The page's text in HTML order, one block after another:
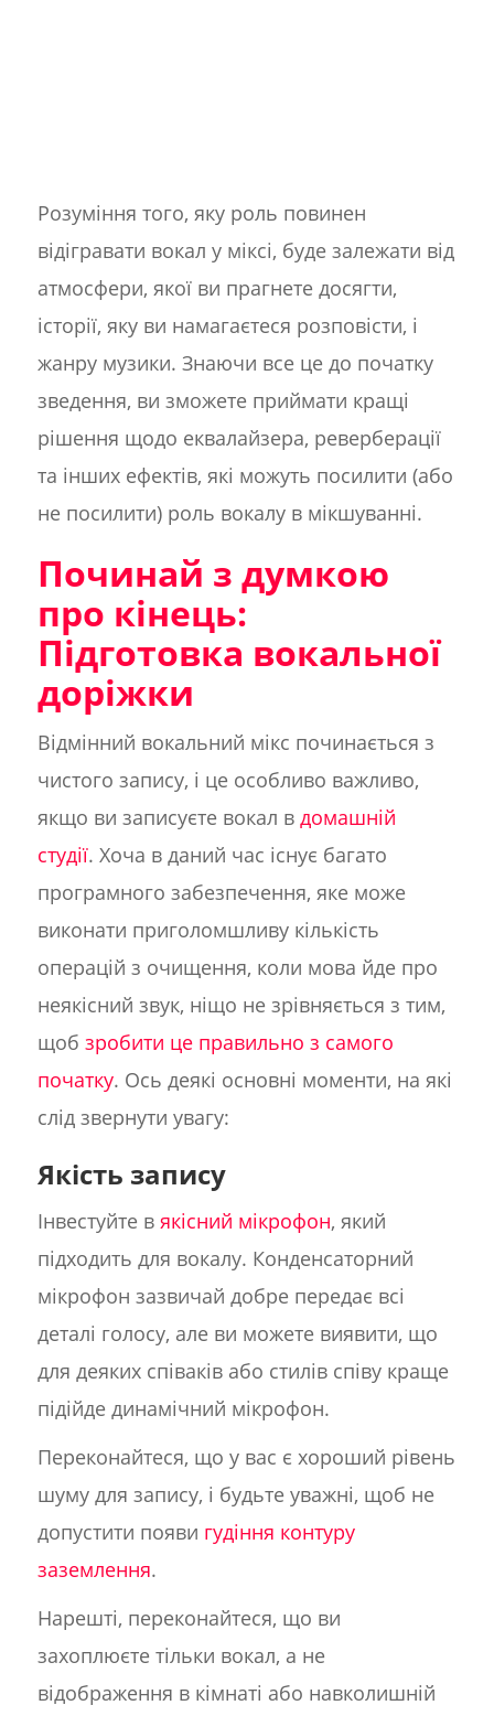
Розуміння того, яку роль повинен
відігравати вокал у міксі, буде залежати від
атмосфери, якої ви прагнете досягти,
історії, яку ви намагаєтеся розповісти, і
жанру музики. Знаючи все це до початку
зведення, ви зможете приймати кращі
рішення щодо еквалайзера, реверберації
та інших ефектів, які можуть посилити (або
не посилити) роль вокалу в мікшуванні.
Починай з думкою
про кінець:
Підготовка вокальної
доріжки
Відмінний вокальний мікс починається з
чистого запису, і це особливо важливо,
якщо ви записуєте вокал в домашній
студії. Хоча в даний час існує багато
програмного забезпечення, яке може
виконати приголомшливу кількість
операцій з очищення, коли мова йде про
неякісний звук, ніщо не зрівняється з тим,
щоб зробити це правильно з самого
початку. Ось деякі основні моменти, на які
слід звернути увагу:
Якість запису
Інвестуйте в якісний мікрофон, який
підходить для вокалу. Конденсаторний
мікрофон зазвичай добре передає всі
деталі голосу, але ви можете виявити, що
для деяких співаків або стилів співу краще
підійде динамічний мікрофон.
Переконайтеся, що у вас є хороший рівень
шуму для запису, і будьте уважні, щоб не
допустити появи гудіння контуру
заземлення.
Нарешті, переконайтеся, що ви
захоплюєте тільки вокал, а не
відображення в кімнаті або навколишній